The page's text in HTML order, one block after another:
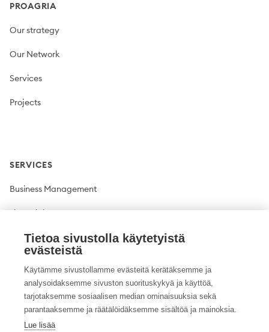
PROAGRIA
Our strategy
Our Network
Services
Projects
SERVICES
Business Management
Financial Management
Plant production
Climate solutions
Tietoa sivustolla käytetyistä
evästeistä
Käytämme sivustollamme evästeitä kerätäksemme ja
analysoidaksemme sivuston suorituskykyä ja käyttöä,
tarjotaksemme sosiaalisen median ominaisuuksia sekä
parantaaksemme ja räätälöidäksemme sisältöä ja mainoksia.
Lue lisää